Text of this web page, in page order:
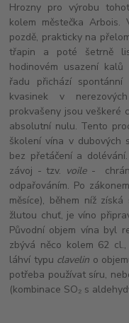
Hrozny pro výrobu
kolem městečka Arbois.
pozdě, prakticky na
třapin a poté šetrně
hodinovém usazení kalů
řadu přichází
kvasinek v
prokvašeny jsou veškeré
absolutní nulu. Tento
školení vína v dubových
bez přetáčení a
závoj - tzv. voile-
odpařováním. Po
měsíce), během níž
žlutou chuť, je víno
Původní objem vína byl
zbývá něco kolem 62
láhví typu clavelin o
potřeba používat síru,
(kombinace SO₂ s